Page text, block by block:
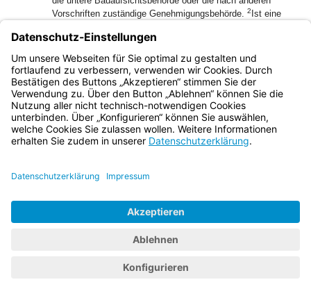
Vorschriften zuständige Genehmigungsbehörde. 2 Ist eine
erforderlich, so entscheidet die Straßenbaubehörde.
Abs. 2 Satz 3 gilt entsprechend.
(5) Art. 23 Abs. 3 gilt entsprechend.
Bayern.de
BayernPortal
Impressum